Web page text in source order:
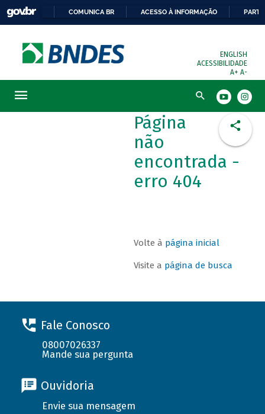
COMUNICA BR ACESSO À INFORMAÇÃO
ENGLISH
ACESSIBILIDADE
A+ A-
Busca
Página
não
encontrada -
erro 404
Volte à página inicial
Visite a página de busca
Fale Conosco
08007026337
Mande sua pergunta
Ouvidoria
Envie sua mensagem